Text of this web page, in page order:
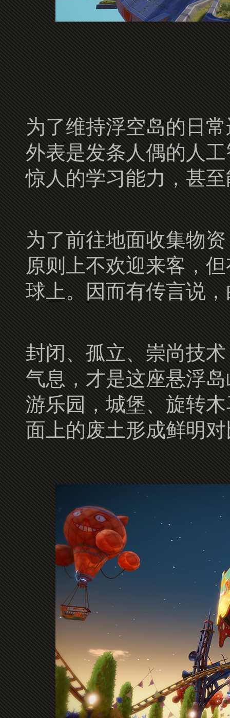
为了维持浮空岛的日
外表是发条人偶的人
惊人的学习能力，甚
为了前往地面收集物
原则上不欢迎来客，
球上。因而有传言说
封闭、孤立、崇尚技
气息，才是这座悬浮
游乐园，城堡、旋转
面上的废土形成鲜明